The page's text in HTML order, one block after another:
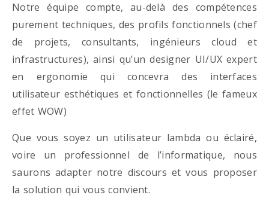
Notre équipe compte, au-delà des compétences
purement techniques, des profils fonctionnels (chef
de projets, consultants, ingénieurs cloud et
infrastructures), ainsi qu’un designer UI/UX expert
en ergonomie qui concevra des interfaces
utilisateur esthétiques et fonctionnelles (le fameux
effet WOW)
Que vous soyez un utilisateur lambda ou éclairé,
voire un professionnel de l’informatique, nous
saurons adapter notre discours et vous proposer
la solution qui vous convient.